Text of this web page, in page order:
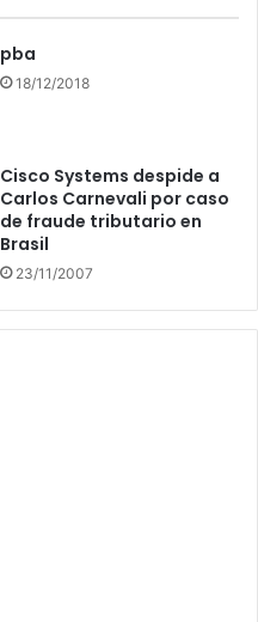
pba
18/12/2018
Cisco Systems despide a
Carlos Carnevali por caso
de fraude tributario en
Brasil
23/11/2007